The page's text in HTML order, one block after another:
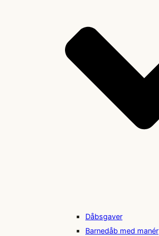
Dåbsgaver
Barnedåb med manér